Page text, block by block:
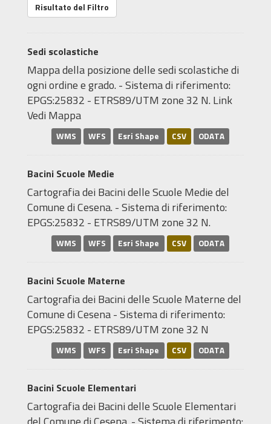
Risultato del Filtro
Sedi scolastiche
Mappa della posizione delle sedi scolastiche di
ogni ordine e grado. - Sistema di riferimento:
EPGS:25832 - ETRS89/UTM zone 32 N. Link
Vedi Mappa
WMS WFS Esri Shape CSV ODATA
Bacini Scuole Medie
Cartografia dei Bacini delle Scuole Medie del
Comune di Cesena. - Sistema di riferimento:
EPGS:25832 - ETRS89/UTM zone 32 N.
WMS WFS Esri Shape CSV ODATA
Bacini Scuole Materne
Cartografia dei Bacini delle Scuole Materne del
Comune di Cesena - Sistema di riferimento:
EPGS:25832 - ETRS89/UTM zone 32 N
WMS WFS Esri Shape CSV ODATA
Bacini Scuole Elementari
Cartografia dei Bacini delle Scuole Elementari